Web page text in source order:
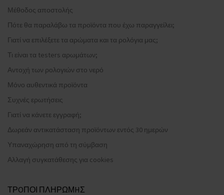
Μέθοδος αποστολής
Πότε θα παραλάβω τα προϊόντα που έχω παραγγείλει;
Γιατί να επιλέξετε τα αρώματα και τα ρολόγια μας;
Τι είναι τα testers αρωμάτων;
Αντοχή των ρολογιών στο νερό
Μόνο αυθεντικά προϊόντα
Συχνές ερωτήσεις
Γιατί να κάνετε εγγραφή;
Δωρεάν αντικατάσταση προϊόντων εντός 30 ημερών
Υπαναχώρηση από τη σύμβαση
Αλλαγή συγκατάθεσης για cookies
ΤΡOΠΟΙ ΠΛΗΡΩΜHΣ